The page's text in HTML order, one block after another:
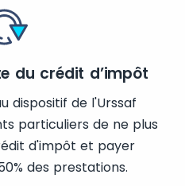
du crédit d’impôt
dispositif de l'Urssaf
particuliers de ne plus
d'impôt et payer
des prestations.